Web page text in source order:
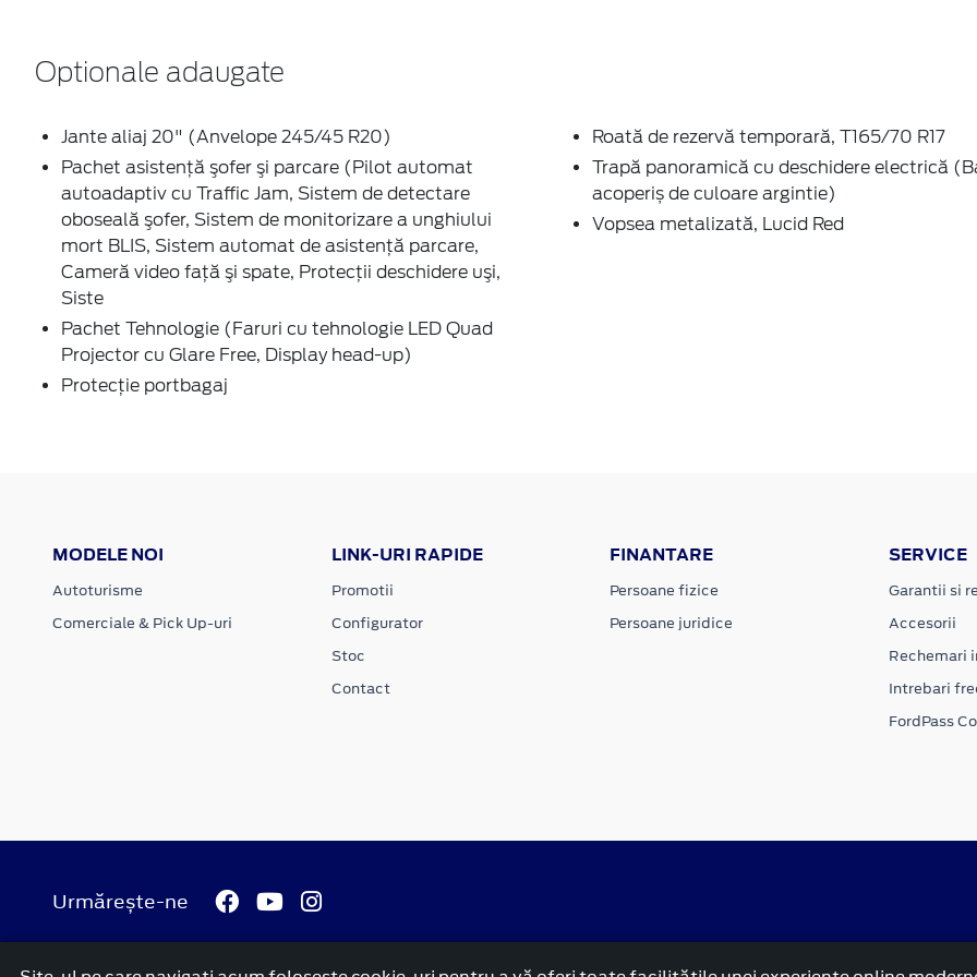
Optionale adaugate
Jante aliaj 20" (Anvelope 245/45 R20)
Pachet asistenţă şofer şi parcare (Pilot automat
autoadaptiv cu Traffic Jam, Sistem de detectare
oboseală şofer, Sistem de monitorizare a unghiului
mort BLIS, Sistem automat de asistenţă parcare,
Cameră video faţă şi spate, Protecţii deschidere uşi,
Siste
Pachet Tehnologie (Faruri cu tehnologie LED Quad
Projector cu Glare Free, Display head-up)
Protecţie portbagaj
Roată de rezervă temporară, T165/70 R17
Trapă panoramică cu deschidere electrică
acoperiș de culoare argintie)
Vopsea metalizată, Lucid Red
MODELE NOI
Autoturisme
Comerciale & Pick Up-uri
LINK-URI RAPIDE
Promotii
Configurator
Stoc
Contact
FINANTARE
Persoane fizice
Persoane juridice
SERVICE
Garantii si
Accesorii
Rechemari
Intrebari
FordPass
Urmărește-ne